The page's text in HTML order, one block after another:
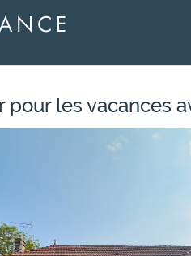
pour les vacances